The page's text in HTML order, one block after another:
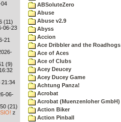
04
(11)
06-23
21
(9)
21:34
06-
(21)
z
ABSoluteZero
Abuse
Abuse v2.9
Abyss
Accion
Ace Dribbler and the Roadhogs
Ace of Aces
Ace of Clubs
Acey Deucey
Acey Ducey Game
Achtung Panza!
Acrobat
Acrobat (Muenzenloher GmbH)
Action Biker
Action Pinball